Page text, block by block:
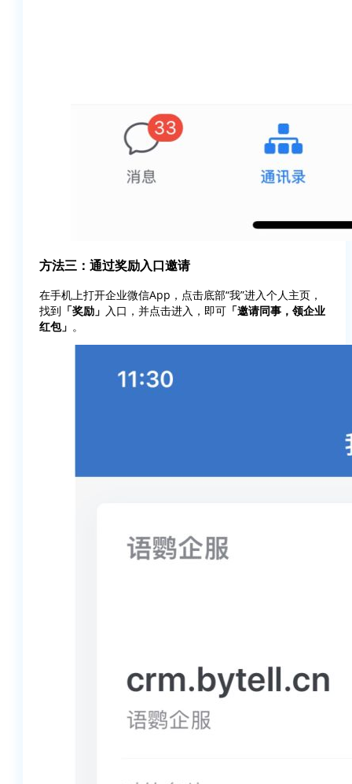
方法三：通过奖励入口邀请
在手机上打开企业微信App，点击底部“我”进入个人主页，
找到 「奖励」 入口，并点击进入，即可 「邀请同事，领企业
红包」 。